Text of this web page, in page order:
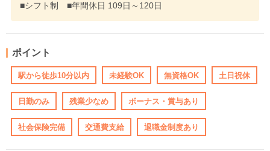
■シフト制 ■年間休日 109日～120日
ポイント
駅から徒歩10分以内 未経験OK 無資格OK 土日祝休
日勤のみ 残業少なめ ボーナス・賞与あり
社会保険完備 交通費支給 退職金制度あり